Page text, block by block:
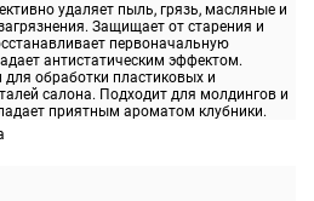
удаляет пыль, грязь, масляные и
Защищает от старения и
первоначальную
антистатическим эффектом.
для обработки пластиковых и
салона. Подходит для молдингов и
приятным ароматом клубники.